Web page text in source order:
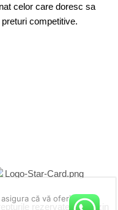
celor care doresc sa
competitive.
rezervate. Magazin
că vă oferim cea